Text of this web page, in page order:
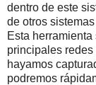
dentro de este
de otros
Esta
principales
hayamos
podremos